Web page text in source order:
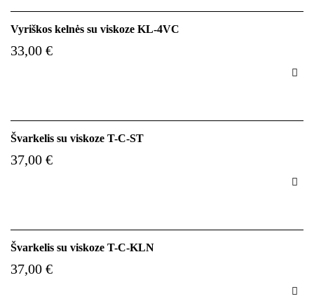
Vyriškos kelnės su viskoze KL-4VC
33,00 €

Švarkelis su viskoze T-C-ST
37,00 €

Švarkelis su viskoze T-C-KLN
37,00 €
